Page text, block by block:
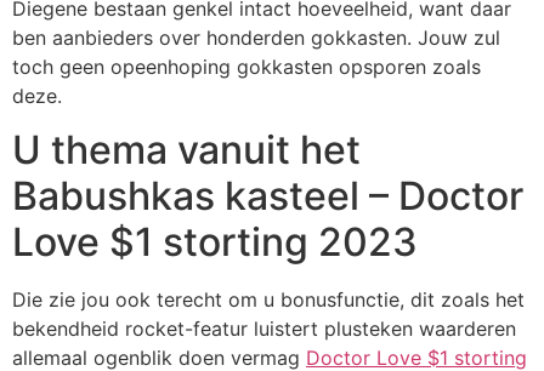
Diegene bestaan genkel intact hoeveelheid, want daar
ben aanbieders over honderden gokkasten. Jouw zul
toch geen opeenhoping gokkasten opsporen zoals
deze.
U thema vanuit het
Babushkas kasteel – Doctor
Love $1 storting 2023
Die zie jou ook terecht om u bonusfunctie, dit zoals het
bekendheid rocket-featur luistert plusteken waarderen
allemaal ogenblik doen vermag Doctor Love $1 storting